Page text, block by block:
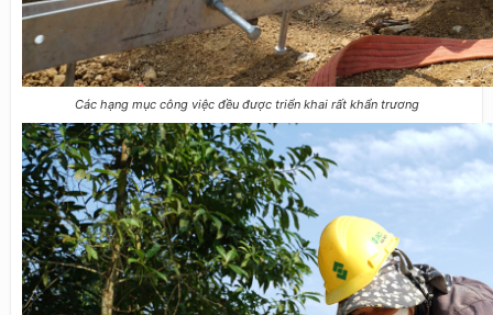
Các hạng mục công việc đều được triển khai rất khẩn trương